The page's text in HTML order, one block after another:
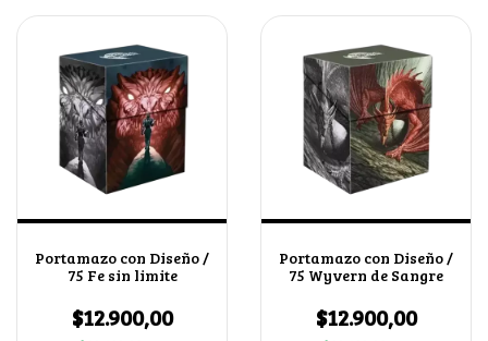
Portamazo con Diseño /
75 Fe sin limite
$12.900,00
Portamazo con Diseño /
75 Wyvern de Sangre
$12.900,00